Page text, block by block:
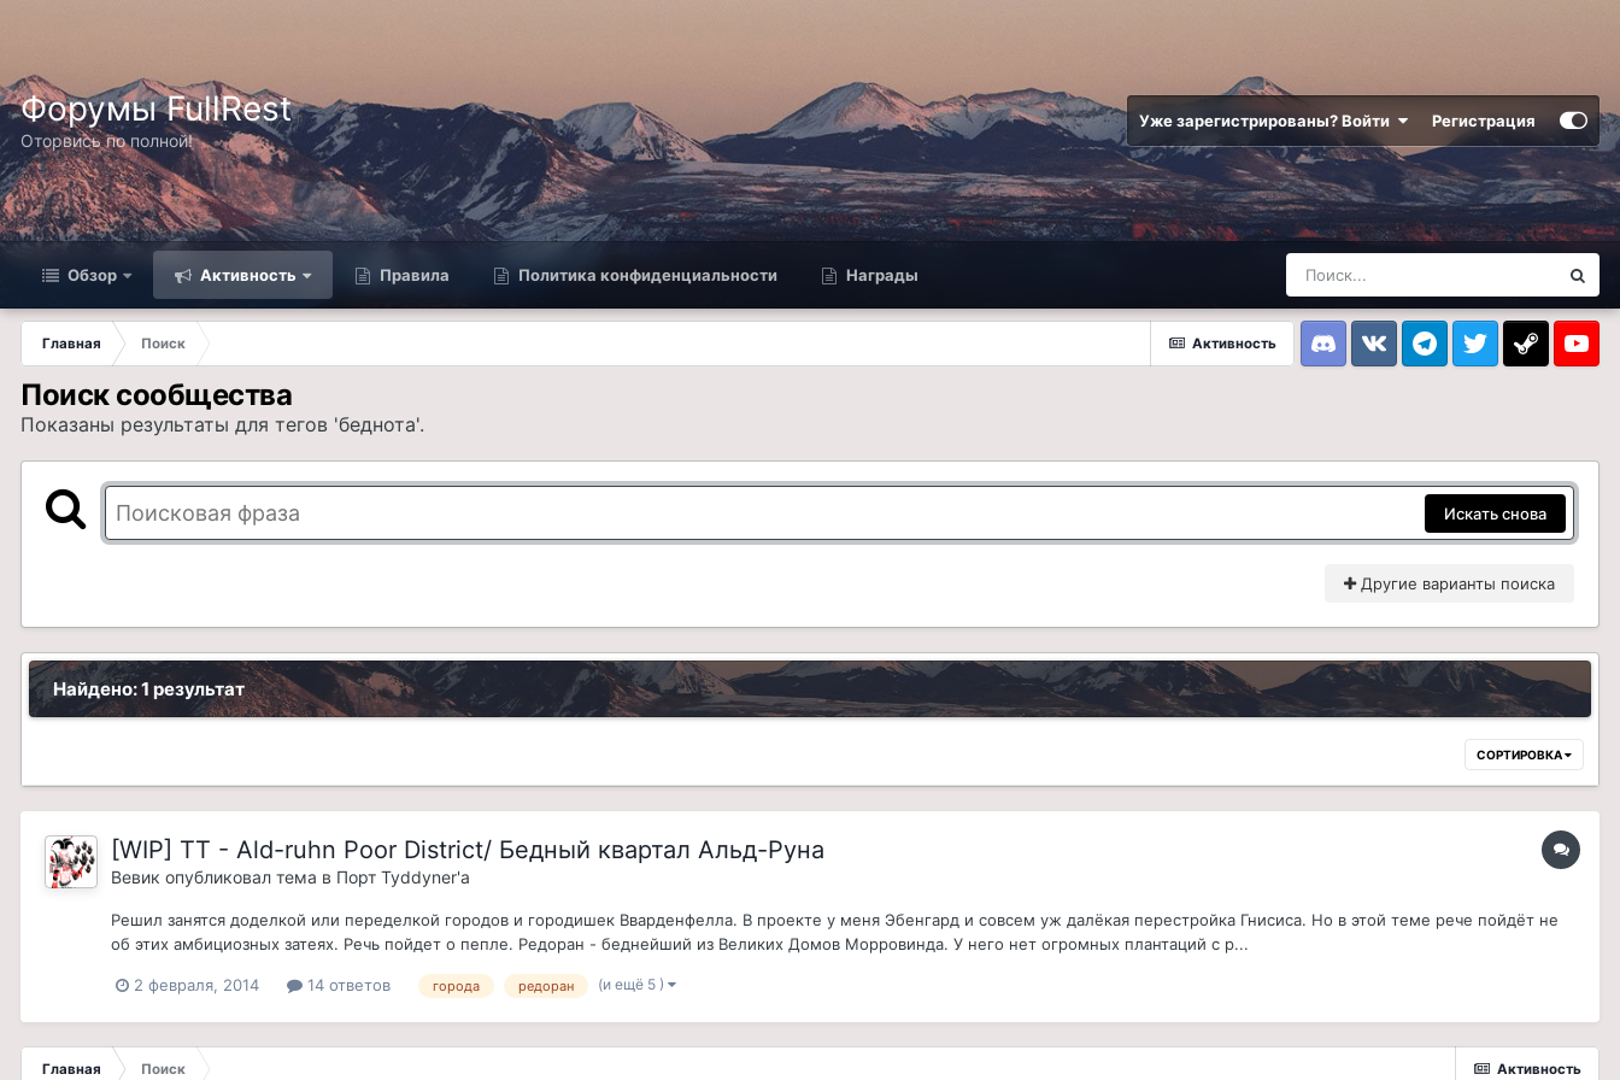
Форумы FullRest
Оторвись по полной!
Уже зарегистрированы? Войти Регистрация
Обзор Активность Правила Политика конфиденциальности Награды
Активность
Главная
Поиск
DiscordVK TelegramTwitter Steam
Поиск сообщества
Показаны результаты для тегов 'беднота'.
Искать снова
Другие варианты поиска
Найдено: 1 результат
СОРТИРОВКА
[WIP] TT - Ald-ruhn Poor District/ Бедный квартал Альд-Руна
Вевик опубликовал тема в Порт Tyddyner'а
Решил занятся доделкой или переделкой городов и городишек Вварденфелла. В проекте у меня Эбенгард и совсем уж далёкая перестройка Гнисиса. Но в этой теме рече пойдёт не
об этих амбициозных затеях. Речь пойдет о пепле. Редоран - беднейший из Великих Домов Морровинда. У него нет огромных плантаций с р...
2 февраля, 2014 14 ответов города редоран (и ещё 5 )
Активность
Главная Поиск